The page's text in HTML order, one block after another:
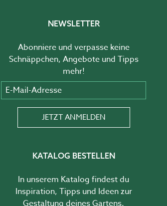
NEWSLETTER
Abonniere und verpasse keine
Schnäppchen, Angebote und Tipps
mehr!
E-Mail-Adresse
JETZT ANMELDEN
KATALOG BESTELLEN
In unserem Katalog findest du
Inspiration, Tipps und Ideen zur
Gestaltung deines Gartens.